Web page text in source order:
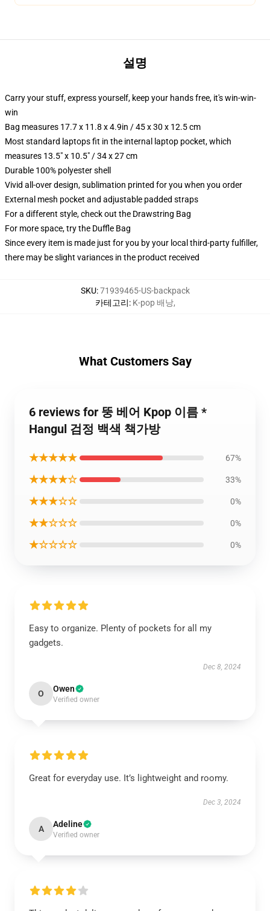
설명
Carry your stuff, express yourself, keep your hands free, it's win-win-
win
Bag measures 17.7 x 11.8 x 4.9in / 45 x 30 x 12.5 cm
Most standard laptops fit in the internal laptop pocket, which
measures 13.5" x 10.5" / 34 x 27 cm
Durable 100% polyester shell
Vivid all-over design, sublimation printed for you when you order
External mesh pocket and adjustable padded straps
For a different style, check out the Drawstring Bag
For more space, try the Duffle Bag
Since every item is made just for you by your local third-party fulfiller,
there may be slight variances in the product received
SKU:71939465-US-backpack
카테고리: K-pop 배낭,
What Customers Say
6 reviews for 뚱 베어 Kpop 이름 *
Hangul 검정 백색 책가방
★★★★★ 67%
★★★★☆ 33%
★★★☆☆ 0%
★★☆☆☆ 0%
★☆☆☆☆ 0%
Easy to organize. Plenty of pockets for all my
gadgets.
Dec 8, 2024
O Owen
Verified owner
Great for everyday use. It’s lightweight and roomy.
Dec 3, 2024
A Adeline
Verified owner